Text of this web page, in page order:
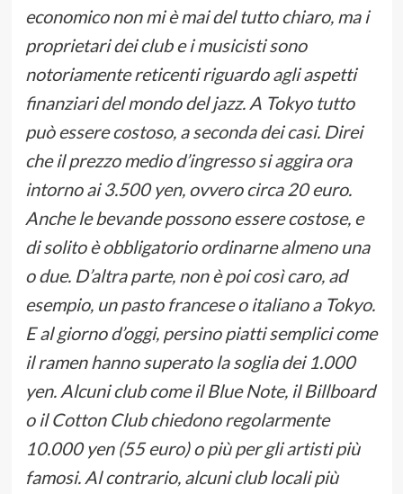
economico non mi è mai del tutto chiaro, ma i
proprietari dei club e i musicisti sono
notoriamente reticenti riguardo agli aspetti
finanziari del mondo del jazz. A Tokyo tutto
può essere costoso, a seconda dei casi. Direi
che il prezzo medio d’ingresso si aggira ora
intorno ai 3.500 yen, ovvero circa 20 euro.
Anche le bevande possono essere costose, e
di solito è obbligatorio ordinarne almeno una
o due. D’altra parte, non è poi così caro, ad
esempio, un pasto francese o italiano a Tokyo.
E al giorno d’oggi, persino piatti semplici come
il ramen hanno superato la soglia dei 1.000
yen. Alcuni club come il Blue Note, il Billboard
o il Cotton Club chiedono regolarmente
10.000 yen (55 euro) o più per gli artisti più
famosi. Al contrario, alcuni club locali più